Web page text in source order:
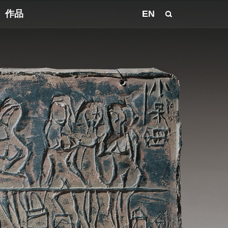
作品 EN